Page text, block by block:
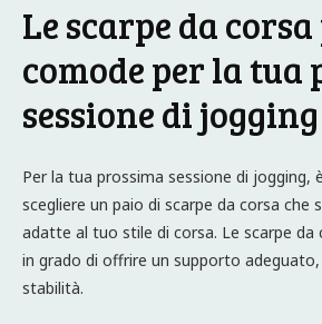
Le scarpe da
comode per la tua
sessione di jogging
Per la tua prossima sessione di jogging,
scegliere un paio di scarpe da corsa che
adatte al tuo stile di corsa. Le scarpe da
in grado di offrire un supporto
stabilità.